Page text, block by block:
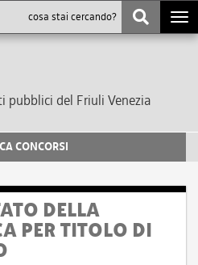
pubblici del Friuli Venezia
CONCORSI
DELLA
PER TITOLO DI